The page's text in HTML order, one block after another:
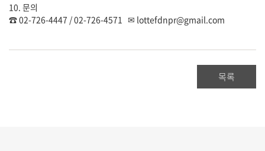
10. 문의
☎ 02-726-4447 / 02-726-4571 ✉ lottefdnpr@gmail.com
목록